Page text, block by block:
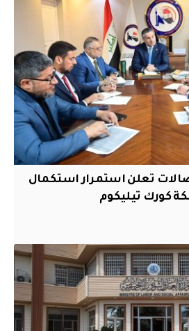
تعلن استمرار استكمال
كورك تيليكوم